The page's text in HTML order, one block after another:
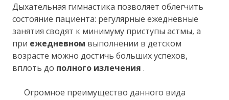
Дыхательная гимнастика позволяет облегчить
состояние пациента: регулярные ежедневные
занятия сводят к минимуму приступы астмы, а
при ежедневном выполнении в детском
возрасте можно достичь больших успехов,
вплоть до полного излечения .
Огромное преимущество данного вида